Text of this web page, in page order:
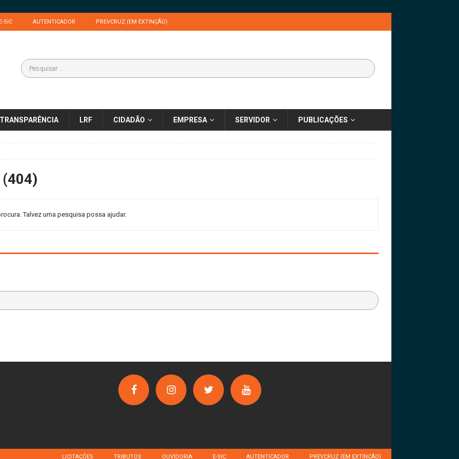
SIC AUTENTICADOR PREVCRUZ (EM EXTINÇÃO)
TRANSPARÊNCIA LRF CIDADÃO EMPRESA SERVIDOR PUBLICAÇÕES
Talvez uma pesquisa possa ajudar.
LICITAÇÕES TRIBUTOS OUVIDORIA E-SIC AUTENTICADOR PREVCRUZ (EM EXTINÇÃO)